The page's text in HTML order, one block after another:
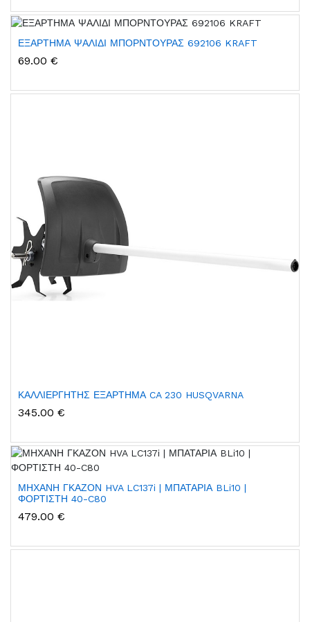
ΕΞΑΡΤΗΜΑ ΨΑΛΙΔΙ ΜΠΟΡΝΤΟΥΡΑΣ 692106 KRAFT
69.00 €
ΚΑΛΛΙΕΡΓΗΤΗΣ ΕΞΑΡΤΗΜΑ CA 230 HUSQVARNA
345.00 €
ΜΗΧΑΝΗ ΓΚΑΖΟΝ HVA LC137i | ΜΠΑΤΑΡΙΑ BLi10 |
ΦΟΡΤΙΣΤΗ 40-C80
479.00 €